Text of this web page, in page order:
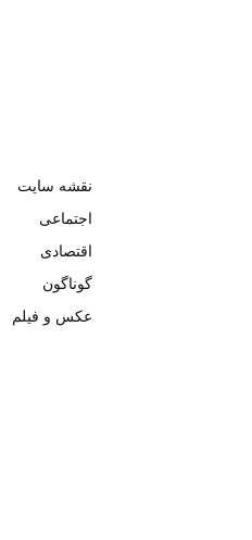
نقشه سایت
اجتماعی
اقتصادی
گوناگون
عکس و فیلم